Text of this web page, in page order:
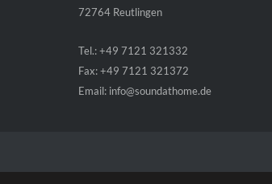
72764 Reutlingen
Tel.: +49 7121 321332
Fax: +49 7121 321372
Email: info@soundathome.de